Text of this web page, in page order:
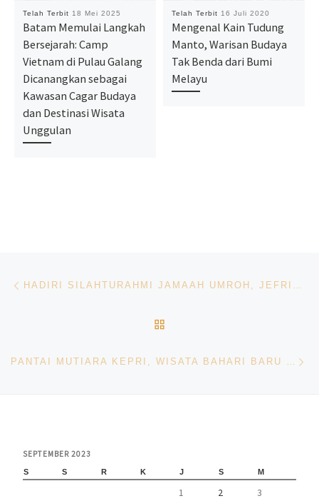
Telah Terbit 18 Mei 2025
Batam Memulai Langkah
Bersejarah: Camp
Vietnam di Pulau Galang
Dicanangkan sebagai
Kawasan Cagar Budaya
dan Destinasi Wisata
Unggulan
Telah Terbit 16 Juli 2020
Mengenal Kain Tudung
Manto, Warisan Budaya
Tak Benda dari Bumi
Melayu
Navigasi pos HADIRI SILAHTURAHMI JAMAAH UMROH, JEFRIDIN SAMPAIKAN UMROH BENTUK APRESIASI DARI PEMKO BATAM
PANTAI MUTIARA KEPRI, WISATA BAHARI BARU DI BATAM
SEPTEMBER 2023
S S R K J S M
1 2 3